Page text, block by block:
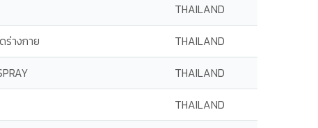
THAILAND
างกาย
THAILAND
THAILAND
THAILAND